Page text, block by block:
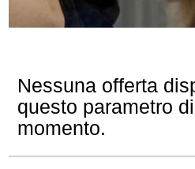
Nessuna offerta
questo parametro
momento.